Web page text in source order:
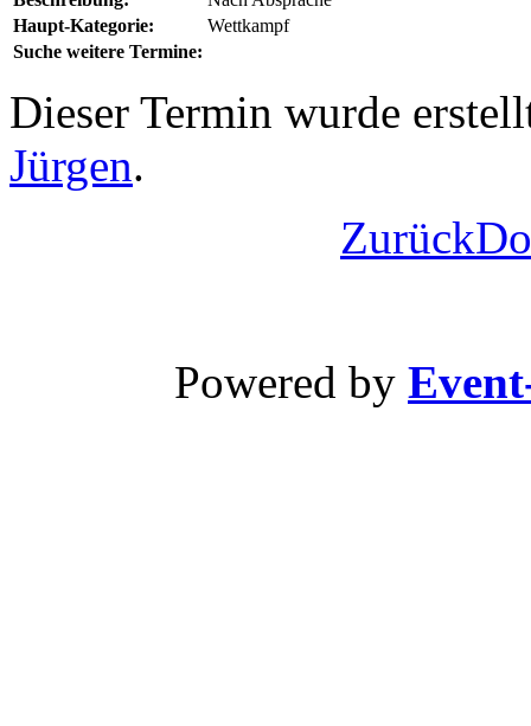
Haupt-Kategorie:
Wettkampf
Suche weitere Termine:
Dieser Termin wurde
Jürgen.
Zurück
Powered by